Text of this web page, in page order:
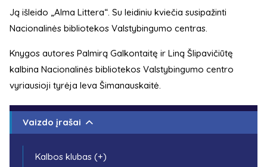
Ją išleido „Alma Littera“. Su leidiniu kviečia susipažinti
Nacionalinės bibliotekos Valstybingumo centras.
Knygos autores Palmirą Galkontaitę ir Liną Šlipavičiūtę
kalbina Nacionalinės bibliotekos Valstybingumo centro
vyriausioji tyrėja Ieva Šimanauskaitė.
Vaizdo įrašai
Kalbos klubas (+)